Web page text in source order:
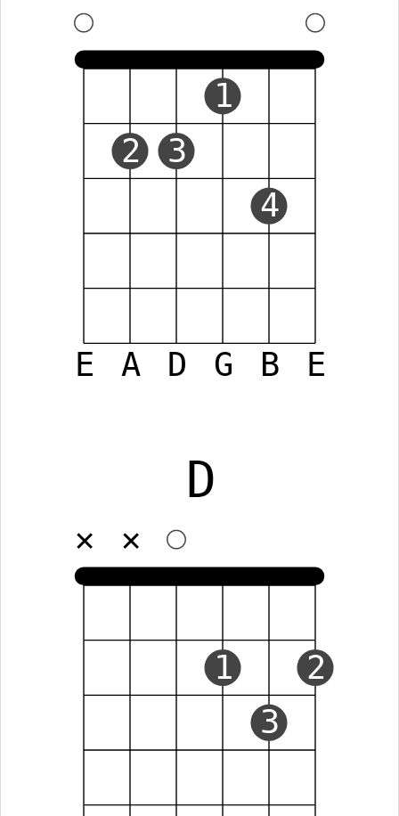
E A D G B E
2 3
1
4
D
✕ ✕
1
3
2